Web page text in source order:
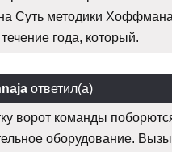
Суть методики
года, который.
ответил(а)
ворот команды
оборудование.